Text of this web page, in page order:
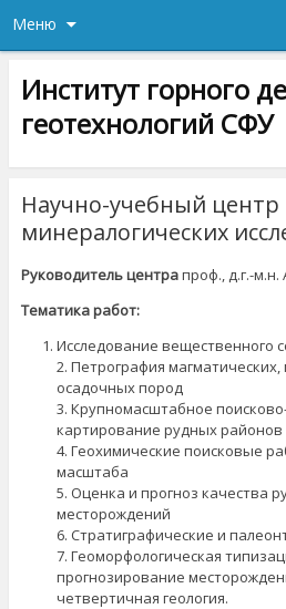
Меню
Институт горного
геотехнологий СФУ
Научно-учебный центр
минералогических
Руководитель центрапроф., д.г.-м.н.
Тематика работ:
Исследование вещественного
2. Петрография
осадочных пород
3. Крупномасштабное
картирование рудных районов
4. Геохимические поисковые
масштаба
5. Оценка и прогноз качества
месторождений
6. Стратиграфические и
7. Геоморфологическая
прогнозирование
четвертичная геология.